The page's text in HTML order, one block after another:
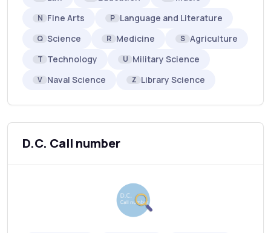
N Fine Arts P Language and Literature
Q Science R Medicine S Agriculture
T Technology U Military Science
V Naval Science Z Library Science
D.C. Call number